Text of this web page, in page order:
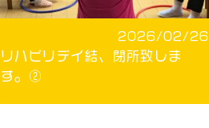
2026/02/26
リハビリデイ結、閉所致しま
す。②